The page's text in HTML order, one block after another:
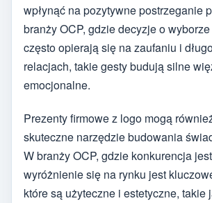
wpłynąć na pozytywne postrzeganie
branży OCP, gdzie decyzje o
często opierają się na zaufaniu i
relacjach, takie gesty budują silne
emocjonalne.
Prezenty firmowe z logo mogą
skuteczne narzędzie budowania
W branży OCP, gdzie konkurencja
wyróżnienie się na rynku jest
które są użyteczne i estetyczne, takie